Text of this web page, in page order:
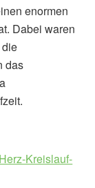
enormen
Dabei waren
das
Kreislauf-